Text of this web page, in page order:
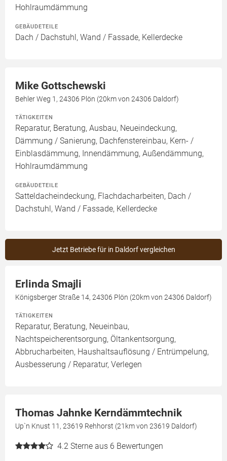
Hohlraumdämmung
GEBÄUDETEILE
Dach / Dachstuhl, Wand / Fassade, Kellerdecke
Mike Gottschewski
Behler Weg 1, 24306 Plön (20km von 24306 Daldorf)
TÄTIGKEITEN
Reparatur, Beratung, Ausbau, Neueindeckung,
Dämmung / Sanierung, Dachfenstereinbau, Kern- /
Einblasdämmung, Innendämmung, Außendämmung,
Hohlraumdämmung
GEBÄUDETEILE
Satteldacheindeckung, Flachdacharbeiten, Dach /
Dachstuhl, Wand / Fassade, Kellerdecke
Jetzt Betriebe für in Daldorf vergleichen
Erlinda Smajli
Königsberger Straße 14, 24306 Plön (20km von 24306 Daldorf)
TÄTIGKEITEN
Reparatur, Beratung, Neueinbau,
Nachtspeicherentsorgung, Öltankentsorgung,
Abbrucharbeiten, Haushaltsauflösung / Entrümpelung,
Ausbesserung / Reparatur, Verlegen
Thomas Jahnke Kerndämmtechnik
Up`n Knust 11, 23619 Rehhorst (21km von 23619 Daldorf)
4.2 Sterne aus 6 Bewertungen